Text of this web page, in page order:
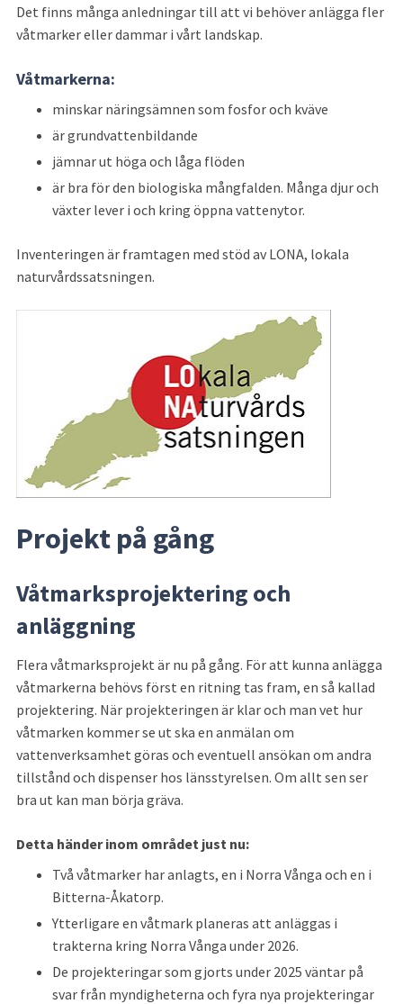
Det finns många anledningar till att vi behöver anlägga fler
våtmarker eller dammar i vårt landskap.
Våtmarkerna:
minskar näringsämnen som fosfor och kväve
är grundvattenbildande
jämnar ut höga och låga flöden
är bra för den biologiska mångfalden. Många djur och
växter lever i och kring öppna vattenytor.
Inventeringen är framtagen med stöd av LONA, lokala
naturvårdssatsningen.
Projekt på gång
Våtmarksprojektering och
anläggning
Flera våtmarksprojekt är nu på gång. För att kunna anlägga
våtmarkerna behövs först en ritning tas fram, en så kallad
projektering. När projekteringen är klar och man vet hur
våtmarken kommer se ut ska en anmälan om
vattenverksamhet göras och eventuell ansökan om andra
tillstånd och dispenser hos länsstyrelsen. Om allt sen ser
bra ut kan man börja gräva.
Detta händer inom området just nu:
Två våtmarker har anlagts, en i Norra Vånga och en i
Bitterna-Åkatorp.
Ytterligare en våtmark planeras att anläggas i
trakterna kring Norra Vånga under 2026.
De projekteringar som gjorts under 2025 väntar på
svar från myndigheterna och fyra nya projekteringar